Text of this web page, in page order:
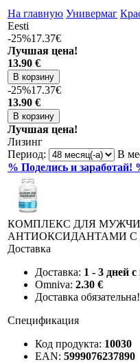
На главную Универмаг
Eesti
-25%17.37€
Лучшая цена!
13.90 €
-25%17.37€
13.90 €
Лучшая цена!
Лизинг
Период:
В
% Поделись и заработай!
КОМПЛЕКС ДЛЯ
АНТИОКСИДАНТАМИ С
Доставка
Доставка: 1 - 3 дней
Omniva: 2.30 €
Доставка обязательна!
Спецификация
Код продукта: 10030
EAN: 5999076237890